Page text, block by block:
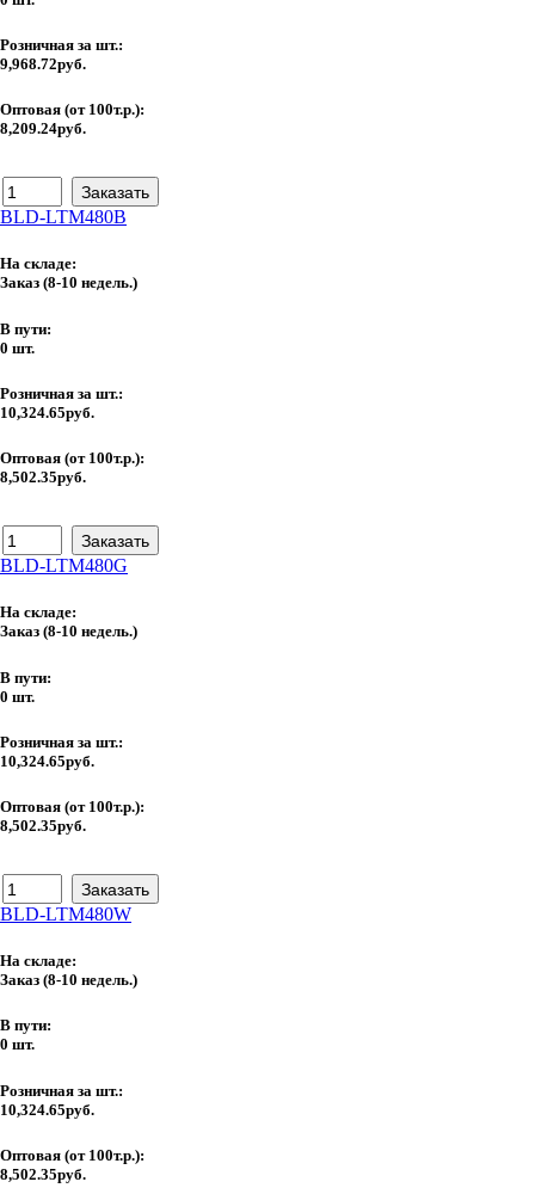
Розничная за шт.:
9,968.72руб.
Оптовая (от 100т.р.):
8,209.24руб.
BLD-LTM480B
На складе:
Заказ (8-10 недель.)
В пути:
0 шт.
Розничная за шт.:
10,324.65руб.
Оптовая (от 100т.р.):
8,502.35руб.
BLD-LTM480G
На складе:
Заказ (8-10 недель.)
В пути:
0 шт.
Розничная за шт.:
10,324.65руб.
Оптовая (от 100т.р.):
8,502.35руб.
BLD-LTM480W
На складе:
Заказ (8-10 недель.)
В пути:
0 шт.
Розничная за шт.:
10,324.65руб.
Оптовая (от 100т.р.):
8,502.35руб.